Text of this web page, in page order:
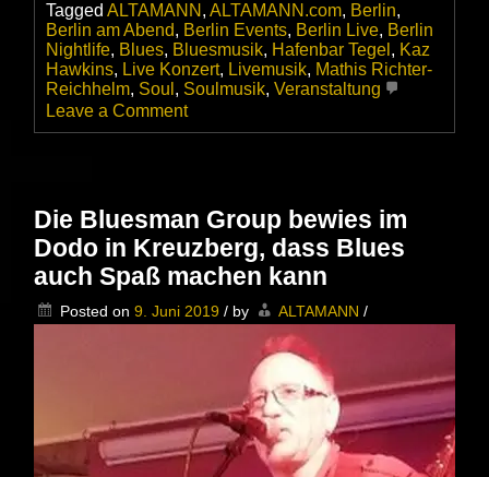
Tagged ALTAMANN , ALTAMANN.com, Berlin,
Berlin am Abend, Berlin Events, Berlin Live, Berlin
Nightlife, Blues, Bluesmusik, Hafenbar Tegel , Kaz
Hawkins, Live Konzert, Livemusik, Mathis Richter-
Reichhelm, Soul , Soulmusik, Veranstaltung
Leave a Commenton
Mathis
der
Hafenbar
in
Tegel
Die Bluesman Group bewies im
Dodo in Kreuzberg, dass Blues
auch Spaß machen kann
Posted on 9. Juni 2019 / by ALTAMANN /